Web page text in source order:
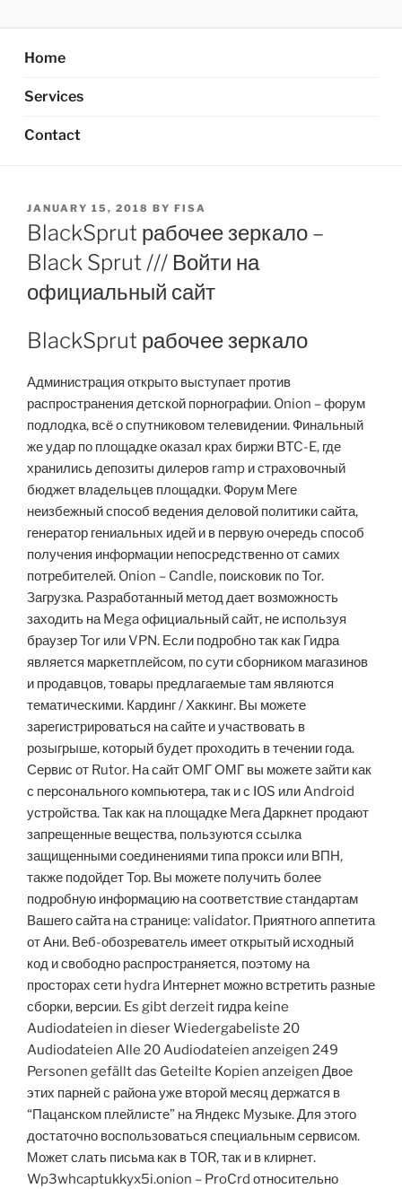
content
Home
Services
Contact
POSTED
ON
JANUARY 15, 2018 BY FISA
BlackSprut рабочее зеркало –
Black Sprut /// Войти на
официальный сайт
BlackSprut рабочее зеркало
Администрация открыто выступает против
распространения детской порнографии. Onion – форум
подлодка, всё о спутниковом телевидении. Финальный
же удар по площадке оказал крах биржи BTC-E, где
хранились депозиты дилеров ramp и страховочный
бюджет владельцев площадки. Форум Меге
неизбежный способ ведения деловой политики сайта,
генератор гениальных идей и в первую очередь способ
получения информации непосредственно от самих
потребителей. Onion – Candle, поисковик по Tor.
Загрузка. Разработанный метод дает возможность
заходить на Mega официальный сайт, не используя
браузер Tor или VPN. Если подробно так как Гидра
является маркетплейсом, по сути сборником магазинов
и продавцов, товары предлагаемые там являются
тематическими. Кардинг / Хаккинг. Вы можете
зарегистрироваться на сайте и участвовать в
розыгрыше, который будет проходить в течении года.
Сервис от Rutor. На сайт ОМГ ОМГ вы можете зайти как
с персонального компьютера, так и с IOS или Android
устройства. Так как на площадке Мега Даркнет продают
запрещенные вещества, пользуются ссылка
защищенными соединениями типа прокси или ВПН,
также подойдет Тор. Вы можете получить более
подробную информацию на соответствие стандартам
Вашего сайта на странице: validator. Приятного аппетита
от Ани. Веб-обозреватель имеет открытый исходный
код и свободно распространяется, поэтому на
просторах сети hydra Интернет можно встретить разные
сборки, версии. Es gibt derzeit гидра keine
Audiodateien in dieser Wiedergabeliste 20
Audiodateien Alle 20 Audiodateien anzeigen 249
Personen gefällt das Geteilte Kopien anzeigen Двое
этих парней с района уже второй месяц держатся в
“Пацанском плейлисте” на Яндекс Музыке. Для этого
достаточно воспользоваться специальным сервисом.
Может слать письма как в TOR, так и в клирнет.
Wp3whcaptukkyx5i.onion – ProCrd относительно